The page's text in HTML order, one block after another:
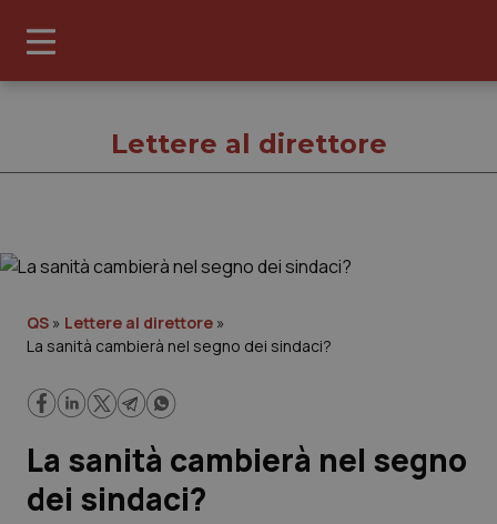
Cronache
Lavoro e Professioni
Lettere al direttore
QS » Lettere al direttore »
La sanità cambierà nel segno dei sindaci?
La sanità cambierà nel segno
dei sindaci?